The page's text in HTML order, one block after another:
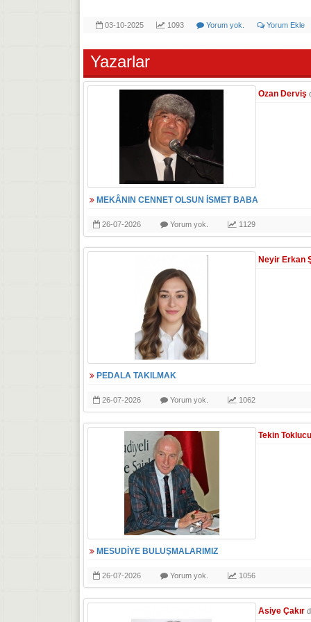
03-10-2025 1093 Yorum yok. Yorum Ekle
Yazarlar
Ozan Derviş
MEKÂNIN CENNET OLSUN İSMET BABA
26-07-2026 Yorum yok. 1129
Neyir Erkan
PEDALA TAKILMAK
26-07-2026 Yorum yok. 1062
Tekin
MESUDİYE BULUŞMALARIMIZ
26-07-2026 Yorum yok. 1056
Asiye Çakır